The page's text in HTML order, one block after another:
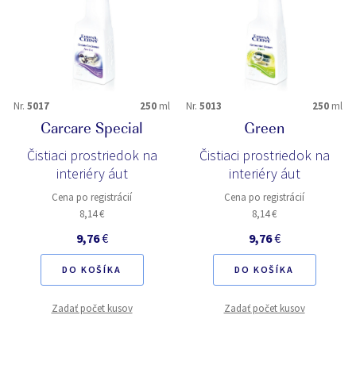
Nr. 5017 250 ml
Carcare Special
Čistiaci prostriedok na
interiéry áut
Cena po registrácií
8,14 €
9,76€
DO KOŠÍKA
Zadať počet kusov
Nr. 5013 250 ml
Green
Čistiaci prostriedok na
interiéry áut
Cena po registrácií
8,14 €
9,76€
DO KOŠÍKA
Zadať počet kusov